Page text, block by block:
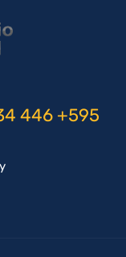
446 +595